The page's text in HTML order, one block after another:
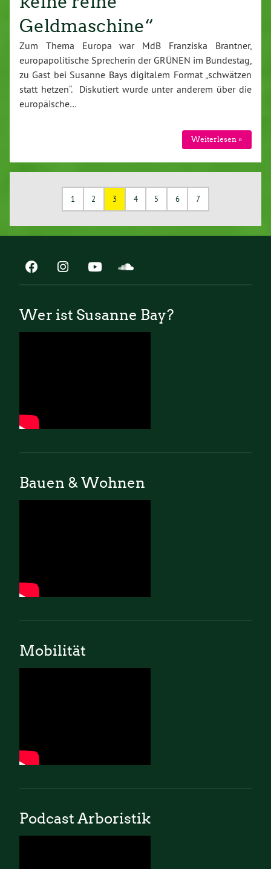
Geldmaschine“
Zum Thema Europa war MdB Franziska Brantner,
europapolitische Sprecherin der GRÜNEN im Bundestag,
zu Gast bei Susanne Bays digitalem Format „schwätzen
statt hetzen“. Diskutiert wurde unter anderem über die
europäische…
Weiterlesen »
1 2 3 4 5 6 7
Wer ist Susanne Bay?
Bauen & Wohnen
Mobilität
Podcast Arboristik